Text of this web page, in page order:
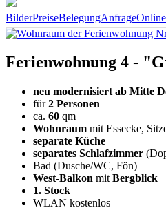
BilderPreiseBelegungAnfrage
Ferienwohnung 4 -
neu modernisiert ab Mitte
für2 Personen
ca. 60 qm
Wohnraum mit Essecke,
separate Küche
separates Schlafzimmer
Bad (Dusche/WC, Fön)
West-Balkon mit Bergblick
1. Stock
WLAN kostenlos